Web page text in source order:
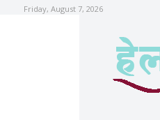
Friday, August 7, 2026